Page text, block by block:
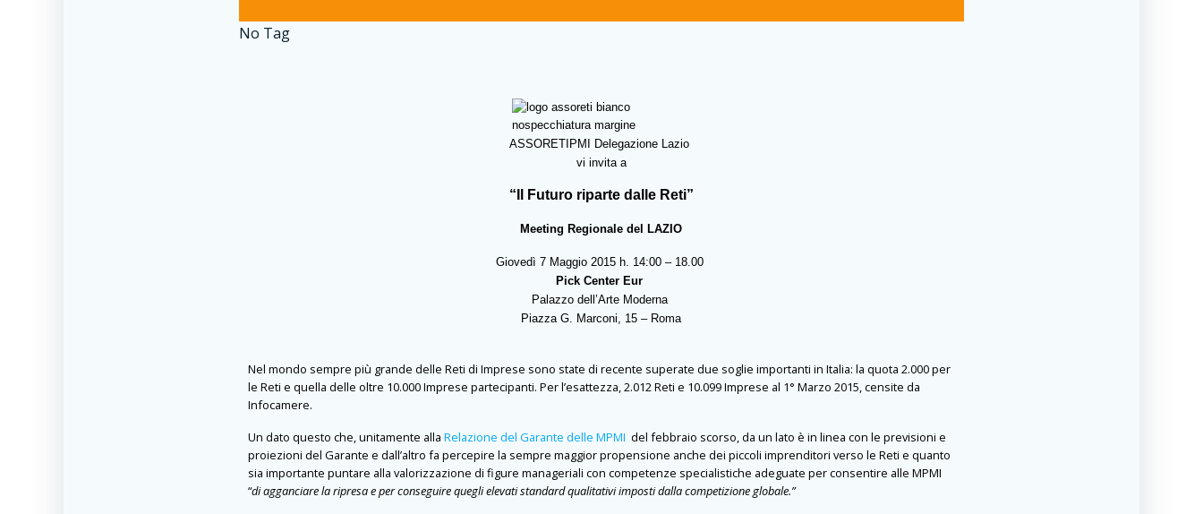
No Tag
ASSORETIPMI Delegazione Lazio
vi invita a
“Il Futuro riparte dalle Reti”
Meeting Regionale del LAZIO
Giovedì 7 Maggio 2015 h. 14:00 – 18.00
Pick Center Eur
Palazzo dell’Arte Moderna
Piazza G. Marconi, 15 – Roma
Nel mondo sempre più grande delle Reti di Imprese sono state di recente superate due soglie importanti in Italia: la quota 2.000 per
le Reti e quella delle oltre 10.000 Imprese partecipanti. Per l’esattezza, 2.012 Reti e 10.099 Imprese al 1° Marzo 2015, censite da
Infocamere.
Un dato questo che, unitamente allaRelazione del Garante delle MPMI del febbraio scorso, da un lato è in linea con le previsioni e
proiezioni del Garante e dall’altro fa percepire la sempre maggior propensione anche dei piccoli imprenditori verso le Reti e quanto
sia importante puntare alla valorizzazione di figure manageriali con competenze specialistiche adeguate per consentire alle MPMI
“di agganciare la ripresa e per conseguire quegli elevati standard qualitativi imposti dalla competizione globale.”